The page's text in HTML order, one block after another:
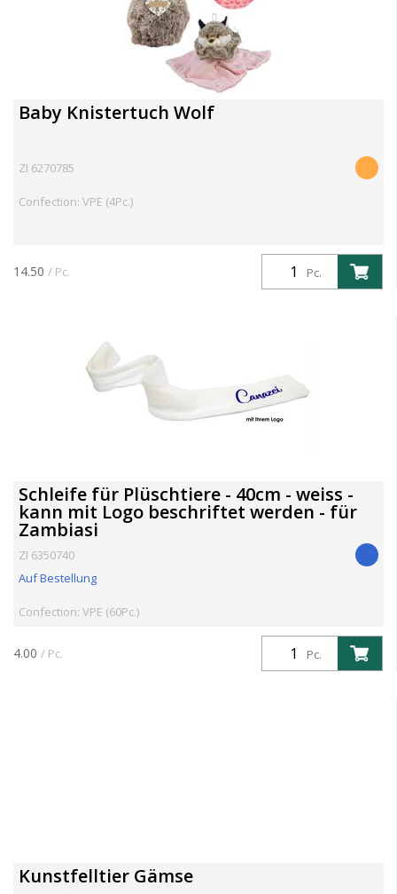
Baby Knistertuch Wolf
ZI 6270785
Confection: VPE (4Pc.)
Pc.
14.50 / Pc.
Schleife für Plüschtiere - 40cm - weiss -
kann mit Logo beschriftet werden - für
Zambiasi
ZI 6350740
Auf Bestellung
Confection: VPE (60Pc.)
Pc.
4.00 / Pc.
Kunstfelltier Gämse